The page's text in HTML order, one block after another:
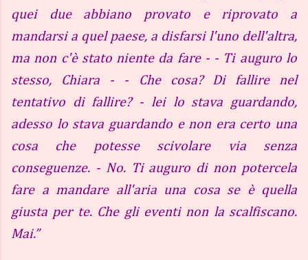
quei due abbiano provato e riprovato a
mandarsi a quel paese, a disfarsi l'uno dell'altra,
ma non c'è stato niente da fare - - Ti auguro lo
stesso, Chiara - - Che cosa? Di fallire nel
tentativo di fallire? - lei lo stava guardando,
adesso lo stava guardando e non era certo una
cosa che potesse scivolare via senza
conseguenze. - No. Ti auguro di non potercela
fare a mandare all'aria una cosa se è quella
giusta per te. Che gli eventi non la scalfiscano.
Mai.”